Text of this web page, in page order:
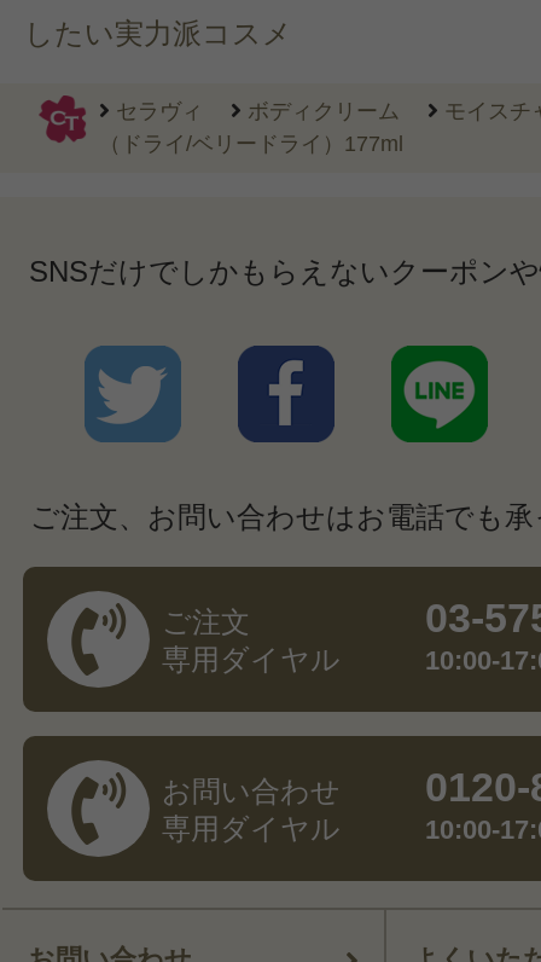
したい実力派コスメ
セラヴィ ボディクリーム
モイスチ
（ドライ/ベリードライ）177ml
SNSだけでしかもらえないクーポン
ご注文、お問い合わせはお電話でも
ご注文
専用ダイヤル
03-
10:00-
お問い合わせ
専用ダイヤル
10:00-